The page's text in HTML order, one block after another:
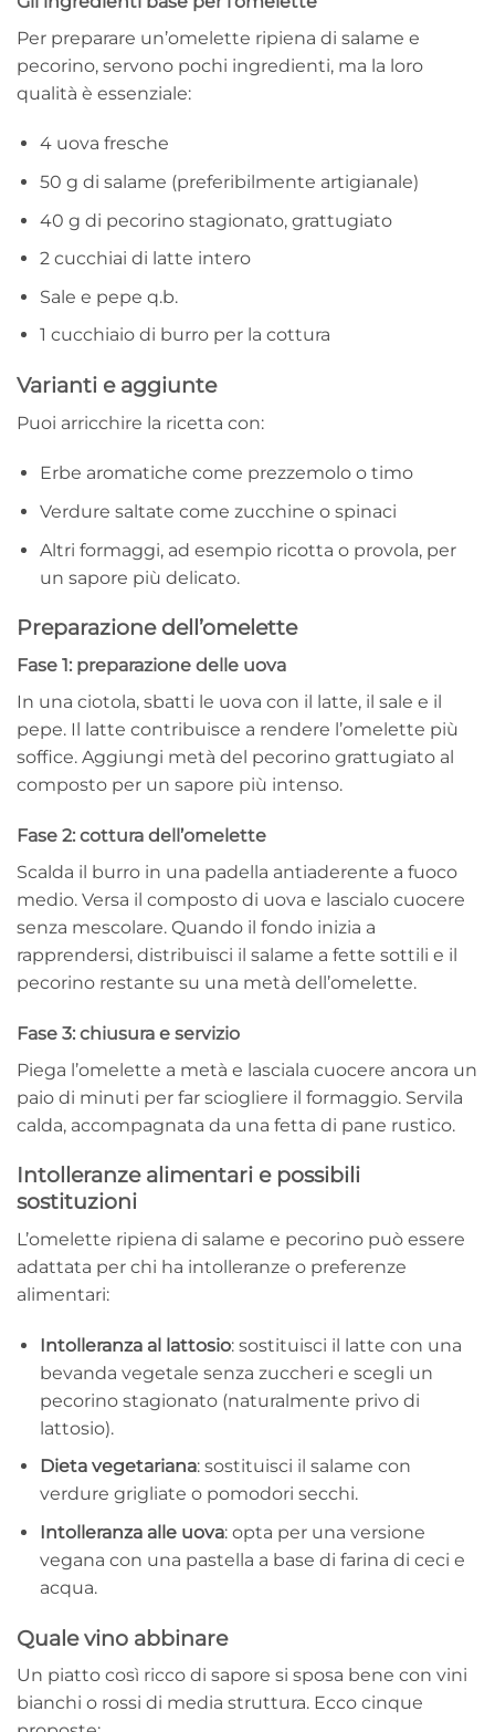
Per preparare un’omelette ripiena di salame e
pecorino, servono pochi ingredienti, ma la loro
qualità è essenziale:
4 uova fresche
50 g di salame (preferibilmente artigianale)
40 g di pecorino stagionato, grattugiato
2 cucchiai di latte intero
Sale e pepe q.b.
1 cucchiaio di burro per la cottura
Varianti e aggiunte
Puoi arricchire la ricetta con:
Erbe aromatiche come prezzemolo o timo
Verdure saltate come zucchine o spinaci
Altri formaggi, ad esempio ricotta o provola, per
un sapore più delicato.
Preparazione dell’omelette
Fase 1: preparazione delle uova
In una ciotola, sbatti le uova con il latte, il sale e il
pepe. Il latte contribuisce a rendere l’omelette più
soffice. Aggiungi metà del pecorino grattugiato al
composto per un sapore più intenso.
Fase 2: cottura dell’omelette
Scalda il burro in una padella antiaderente a fuoco
medio. Versa il composto di uova e lascialo cuocere
senza mescolare. Quando il fondo inizia a
rapprendersi, distribuisci il salame a fette sottili e il
pecorino restante su una metà dell’omelette.
Fase 3: chiusura e servizio
Piega l’omelette a metà e lasciala cuocere ancora un
paio di minuti per far sciogliere il formaggio. Servila
calda, accompagnata da una fetta di pane rustico.
Intolleranze alimentari e possibili
sostituzioni
L’omelette ripiena di salame e pecorino può essere
adattata per chi ha intolleranze o preferenze
alimentari:
Intolleranza al lattosio: sostituisci il latte con una
bevanda vegetale senza zuccheri e scegli un
pecorino stagionato (naturalmente privo di
lattosio).
Dieta vegetariana: sostituisci il salame con
verdure grigliate o pomodori secchi.
Intolleranza alle uova: opta per una versione
vegana con una pastella a base di farina di ceci e
acqua.
Quale vino abbinare
Un piatto così ricco di sapore si sposa bene con vini
bianchi o rossi di media struttura. Ecco cinque